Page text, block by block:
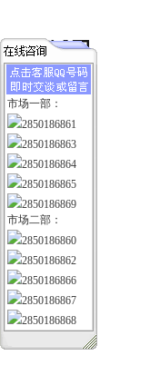
市场一部：
2850186861
2850186863
2850186864
2850186865
2850186869
市场二部：
2850186860
2850186862
2850186866
2850186867
2850186868